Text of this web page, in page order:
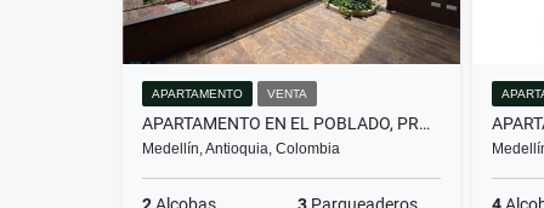
APARTAMENTO VENTA
APARTAMENTO EN EL POBLADO, PROYECTO NUEVO PARA DIS...(MLS#259674)
Medellín, Antioquia, Colombia